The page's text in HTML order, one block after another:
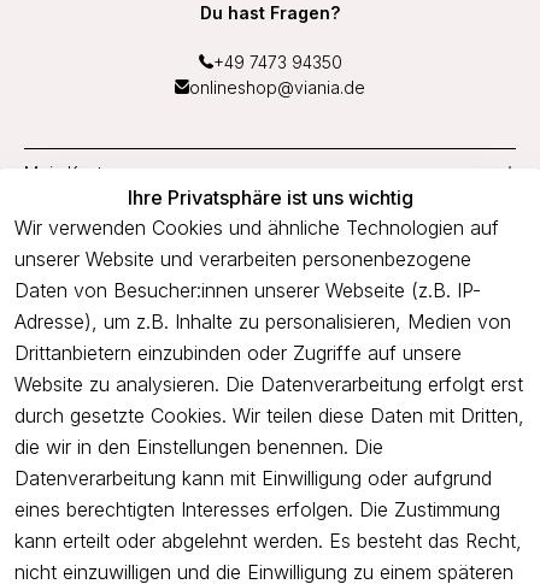
Ihre Privatsphäre ist uns wichtig
Wir verwenden Cookies und ähnliche Technologien auf
unserer Website und verarbeiten personenbezogene
Daten von Besucher:innen unserer Webseite (z.B. IP-
Adresse), um z.B. Inhalte zu personalisieren, Medien von
Drittanbietern einzubinden oder Zugriffe auf unsere
Website zu analysieren. Die Datenverarbeitung erfolgt erst
durch gesetzte Cookies. Wir teilen diese Daten mit Dritten,
die wir in den Einstellungen benennen. Die
Datenverarbeitung kann mit Einwilligung oder aufgrund
eines berechtigten Interesses erfolgen. Die Zustimmung
kann erteilt oder abgelehnt werden. Es besteht das Recht,
nicht einzuwilligen und die Einwilligung zu einem späteren
Du hast Fragen?
+49 7473 94350
onlineshop@viania.de
Mein Konto
Service
Unternehmen
Newsletter
Freue dich über 5€ Rabatt bei deiner nächsten Bestellung und
profitiere von Angeboten.
Newsletter abonnieren